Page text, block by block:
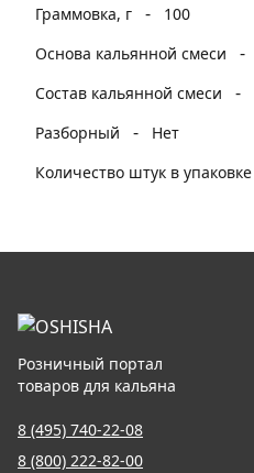
Граммовка, г
-
100
Основа кальянной смеси
-
Состав кальянной смеси
-
Разборный
-
Нет
Количество штук в упаковке
Розничный портал
товаров для кальяна
8 (495) 740-22-08
8 (800) 222-82-00